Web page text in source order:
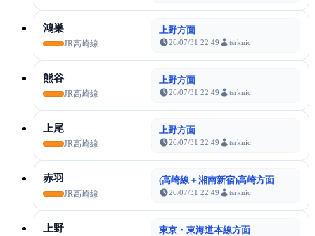
鴻巣
JR高崎線
上野方面
26/07/31 22:49 tsrknic
熊谷
JR高崎線
上野方面
26/07/31 22:49 tsrknic
上尾
JR高崎線
上野方面
26/07/31 22:49 tsrknic
赤羽
JR高崎線
(高崎線＋湘南新宿)高崎方面
26/07/31 22:49 tsrknic
上野 東京・東海道本線方面